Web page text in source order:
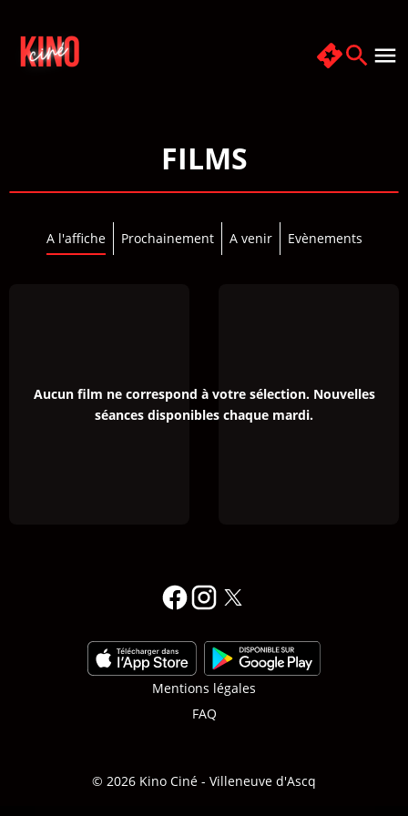
FILMS
A l'affiche Prochainement A venir Evènements
Aucun film ne correspond à votre sélection. Nouvelles
séances disponibles chaque mardi.
Mentions légales
FAQ
© 2026 Kino Ciné - Villeneuve d'Ascq